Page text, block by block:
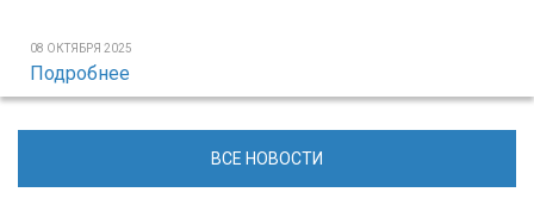
08 ОКТЯБРЯ 2025
Подробнее
ВСЕ НОВОСТИ